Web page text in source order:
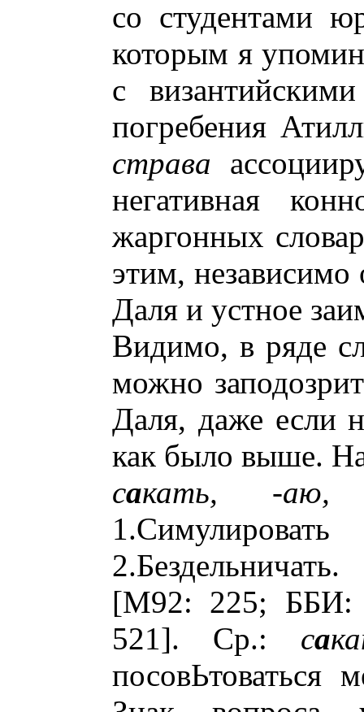
со студентами
которым я
с
погребения
страва
негативная
жаргонных
этим, независимо
Даля и устное
Видимо, в ряде
можно
Даля, даже если
как было выше.
сакать, -аю,
[М92: 225;
521]. Ср.: са